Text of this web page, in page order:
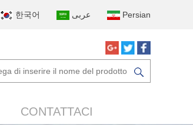
한국어 عربى Persian
CONTATTACI